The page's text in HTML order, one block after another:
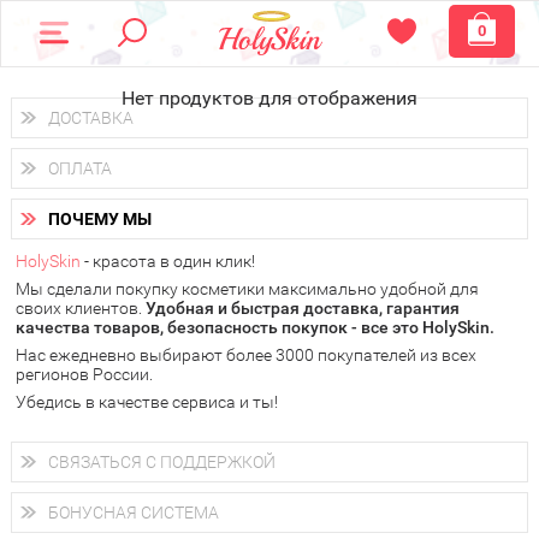
0
Нет продуктов для отображения
ДОСТАВКА
Доставка осуществляетсяпо всем городам России.
Вы можете выбрать доставку курьером, Почтой России или
получить заказ в пунктах выдачи PickPoint или пункте
самовывоза.
В 20 городах России доставка осуществляется ужена
следующий день.
у Вас всегда есть возможность получитьбесплатную
доставку от HolySkin.
подробнее об условиях доставки и оплаты в Вашем городе
ОПЛАТА
Вы можете оплатить свой заказ любым удобным способом:
наличными деньгами (
через интернет-банк (Альфа-банк, Сбербанк) и другими
электронными способами.
ПОЧЕМУ МЫ
HolySkin - красота в один клик!
Мы сделали покупку косметики максимально удобной для
своих клиентов. Удобная и быстрая доставка, гарантия
качества товаров, безопасность покупок - все это HolySkin.
Нас ежедневно выбирают более 3000 покупателей из всех
регионов России.
Убедись в качестве сервиса и ты!
СВЯЗАТЬСЯ С ПОДДЕРЖКОЙ
+7 (800) 707-24-55
Мы будем рады ответить на все Ваши вопросы по работе
магазина, проконсультировать по товарам, рассказать о
БОНУСНАЯ СИСТЕМА